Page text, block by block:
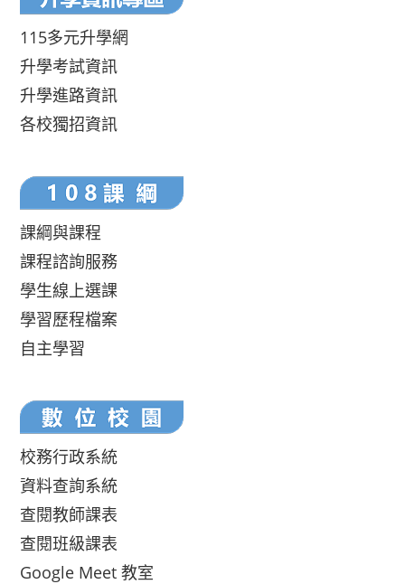
115多元升學網
升學考試資訊
升學進路資訊
各校獨招資訊
課綱與課程
課程諮詢服務
學生線上選課
學習歷程檔案
自主學習
校務行政系統
資料查詢系統
查閱教師課表
查閱班級課表
Google Meet 教室